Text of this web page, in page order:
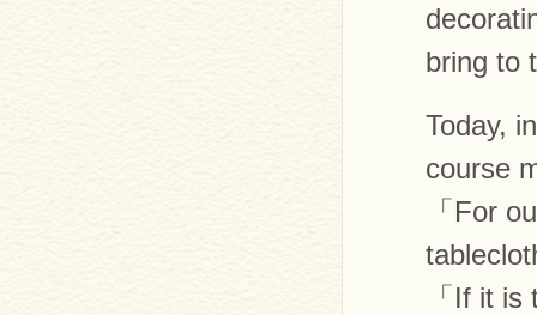
bring to
Today,
course
「For
「If it